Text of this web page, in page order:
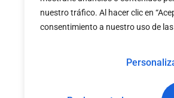
nuestro tráfico. Al hacer clic en
consentimiento a nuestro uso de
«financiado por la